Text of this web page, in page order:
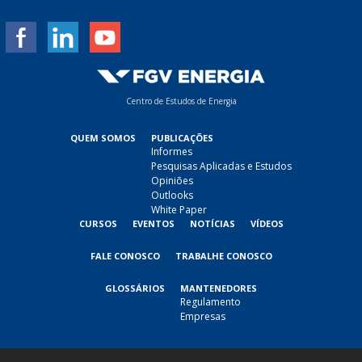
Centro de Estudos de Energia
QUEM SOMOS PUBLICAÇÕES
Informes
Pesquisas Aplicadas e Estudos
Opiniões
Outlooks
White Paper
CURSOS EVENTOS NOTÍCIAS VÍDEOS
FALE CONOSCO TRABALHE CONOSCO
GLOSSÁRIOS MANTENEDORES
Regulamento
Empresas